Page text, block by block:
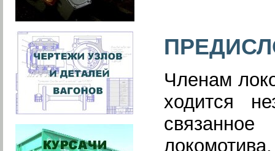
Членам
ходится